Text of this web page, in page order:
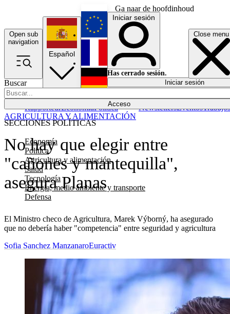
Ga naar de hoofdinhoud
Open sub
navigation
Close menu
Buscar
Acceso
SECCIONES POLÍTICAS
Economía
Política
Agricultura y alimentación
Salud
Tecnología
Energía, medio ambiente y transporte
Defensa
RapporteurEconomíaPolítica NewslettersEventosTrabajos
Español
English
Français
Iniciar sesión
Has cerrado sesión.
Iniciar sesión
No hay que elegir entre
"cañones y mantequilla",
asegura Planas
El Ministro checo de Agricultura, Marek Výborný, ha asegurado
que no debería haber "competencia" entre seguridad y agricultura
AGRICULTURA Y ALIMENTACIÓN
Sofia Sanchez ManzanaroEuractiv